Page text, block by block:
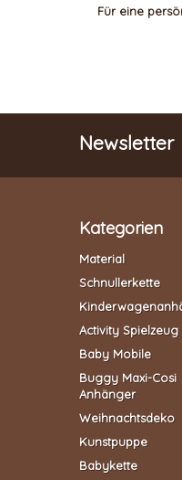
Für eine
Newsletter
Kategorien
Material
Schnullerkette
Activity Spielzeug
Baby Mobile
Buggy Maxi-Cosi
Anhänger
Weihnachtsdeko
Kunstpuppe
Babykette